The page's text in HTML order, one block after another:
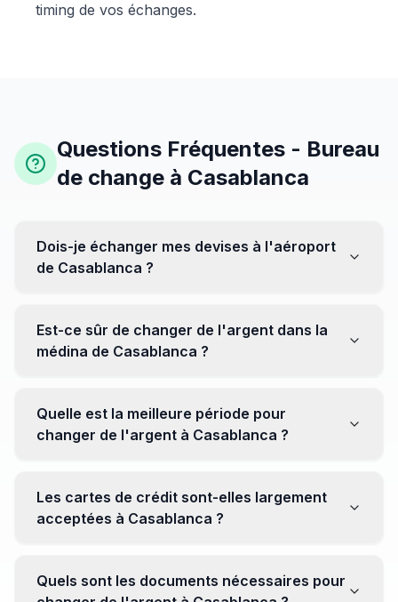
timing de vos échanges.
Questions Fréquentes - Bureau
de change à Casablanca
Dois-je échanger mes devises à l'aéroport
de Casablanca ?
être moins avantageux. Orientez-vous plutôt vers les
bureaux de change en ville pour obtenir de meilleurs
Est-ce sûr de changer de l'argent dans la
médina de Casablanca ?
établissements réputés pour éviter les surprises.
Quelle est la meilleure période pour
changer de l'argent à Casablanca ?
soyez attentif aux fluctuations pour maximiser la valeur
de vos devises.
Les cartes de crédit sont-elles largement
acceptées à Casablanca ?
Cependant, avoir un peu de monnaie locale peut être
Quels sont les documents nécessaires pour